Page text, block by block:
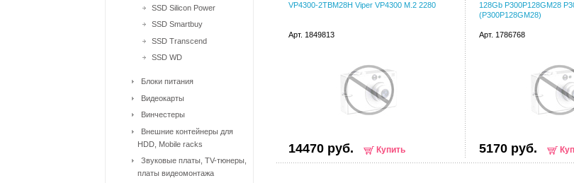
VP4300-2TBM28H Viper VP4300 M.2 2280
Арт. 1849813
14470 руб. Купить
128Gb P300P128GM28
(P300P128GM28)
Арт. 1786768
5170 руб.
SSD Silicon Power
SSD Smartbuy
SSD Transcend
SSD WD
Блоки питания
Видеокарты
Винчестеры
Внешние контейнеры для
HDD, Mobile racks
Звуковые платы, TV-тюнеры,
платы видеомонтажа